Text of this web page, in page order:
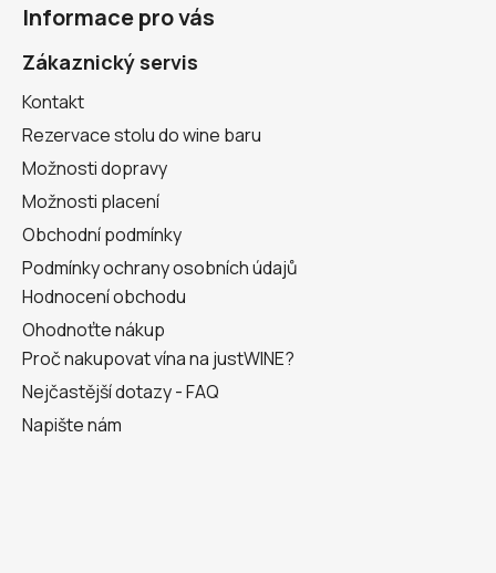
Informace pro vás
Zákaznický servis
Kontakt
Rezervace stolu do wine baru
Možnosti dopravy
Možnosti placení
Obchodní podmínky
Podmínky ochrany osobních údajů
Hodnocení obchodu
Ohodnoťte nákup
Proč nakupovat vína na justWINE?
Nejčastější dotazy - FAQ
Napište nám